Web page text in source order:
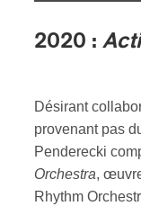
2020 :
Désirant
provenant pas
Penderecki
Orchestra,
Rhythm